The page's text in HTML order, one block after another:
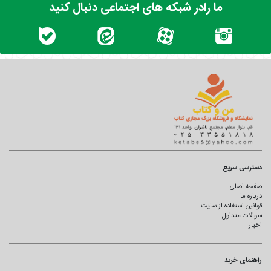
ما رادر شبکه های اجتماعی دنبال کنید
دسترسی سریع
صفحه اصلی
درباره ما
قوانین استفاده از سایت
سوالات متداول
اخبار
راهنمای خرید